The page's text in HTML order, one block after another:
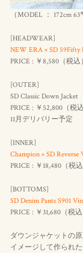
（MODEL ： 172cm
[HEADWEAR]
NEW ERA × SD 59Fifty
PRICE : ￥8,580（税込 ）
[OUTER]
SD Classic Down Jacket
PRICE : ￥52,800（税込
11月デリバリー予定
[INNER]
Champion × SD Reverse
PRICE : ￥18,480（税込
[BOTTOMS]
SD Denim Pants S901
PRICE : ￥31,680（税込
ダウンジャケットの
イメージして作られ